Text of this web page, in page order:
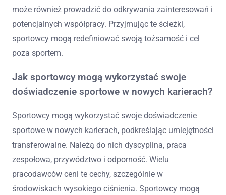
może również prowadzić do odkrywania zainteresowań i
potencjalnych współpracy. Przyjmując te ścieżki,
sportowcy mogą redefiniować swoją tożsamość i cel
poza sportem.
Jak sportowcy mogą wykorzystać swoje
doświadczenie sportowe w nowych karierach?
Sportowcy mogą wykorzystać swoje doświadczenie
sportowe w nowych karierach, podkreślając umiejętności
transferowalne. Należą do nich dyscyplina, praca
zespołowa, przywództwo i odporność. Wielu
pracodawców ceni te cechy, szczególnie w
środowiskach wysokiego ciśnienia. Sportowcy mogą